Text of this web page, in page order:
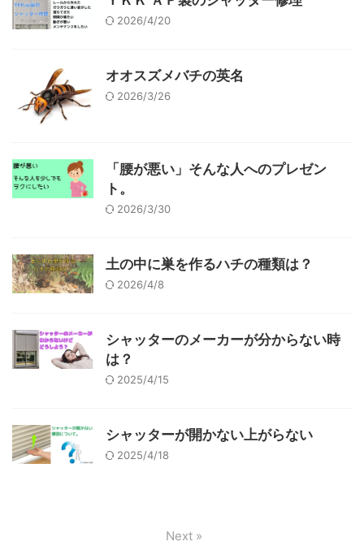
2026/4/20
オオスズメバチの英名
2026/3/26
「腰が悪い」そんな人へのプレゼン
ト。
2026/3/30
土の中に巣を作るハチの種類は？
2026/4/8
シャッターのメーカーが分からない時
は？
2025/4/15
シャッターが開かない上がらない
2025/4/18
Next »